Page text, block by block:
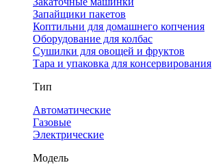
Запайщики пакетов
Коптильни для домашнего копчения
Оборудование для колбас
Сушилки для овощей и фруктов
Тара и упаковка для консервирования
Тип
Автоматические
Газовые
Электрические
Модель